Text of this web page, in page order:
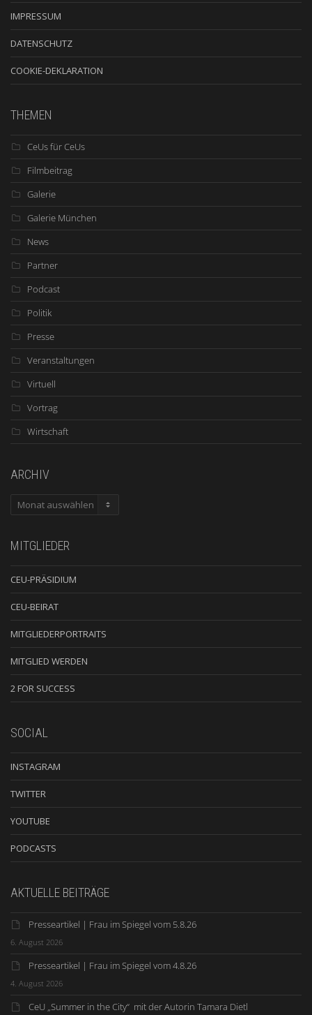
IMPRESSUM
DATENSCHUTZ
COOKIE-DEKLARATION
THEMEN
CeUs für CeUs
Filmbeitrag
Galerie
Galerie München
News
Partner
Podcast
Politik
Presse
Veranstaltungen
Virtuell
Vortrag
Wirtschaft
ARCHIV
ARCHIV
MITGLIEDER
CEU-PRÄSIDIUM
CEU-BEIRAT
MITGLIEDERPORTRAITS
MITGLIED WERDEN
2 FOR SUCCESS
SOCIAL
INSTAGRAM
TWITTER
YOUTUBE
PODCASTS
AKTUELLE BEITRÄGE
Presseartikel | Frau im Spiegel vom 5.8.26
6. August 2026
Presseartikel | Frau im Spiegel vom 4.8.26
4. August 2026
CeU „Summer in the City“ mit der Autorin Tamara Dietl